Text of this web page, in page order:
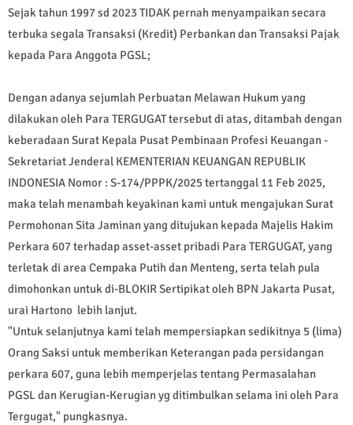
Sejak tahun 1997 sd 2023 TIDAK pernah menyampaikan secara
terbuka segala Transaksi (Kredit) Perbankan dan Transaksi Pajak
kepada Para Anggota PGSL;
Dengan adanya sejumlah Perbuatan Melawan Hukum yang
dilakukan oleh Para TERGUGAT tersebut di atas, ditambah dengan
keberadaan Surat Kepala Pusat Pembinaan Profesi Keuangan -
Sekretariat Jenderal KEMENTERIAN KEUANGAN REPUBLIK
INDONESIA Nomor : S-174/PPPK/2025 tertanggal 11 Feb 2025,
maka telah menambah keyakinan kami untuk mengajukan Surat
Permohonan Sita Jaminan yang ditujukan kepada Majelis Hakim
Perkara 607 terhadap asset-asset pribadi Para TERGUGAT, yang
terletak di area Cempaka Putih dan Menteng, serta telah pula
dimohonkan untuk di-BLOKIR Sertipikat oleh BPN Jakarta Pusat,
urai Hartono lebih lanjut.
"Untuk selanjutnya kami telah mempersiapkan sedikitnya 5 (lima)
Orang Saksi untuk memberikan Keterangan pada persidangan
perkara 607, guna lebih memperjelas tentang Permasalahan
PGSL dan Kerugian-Kerugian yg ditimbulkan selama ini oleh Para
Tergugat," pungkasnya.